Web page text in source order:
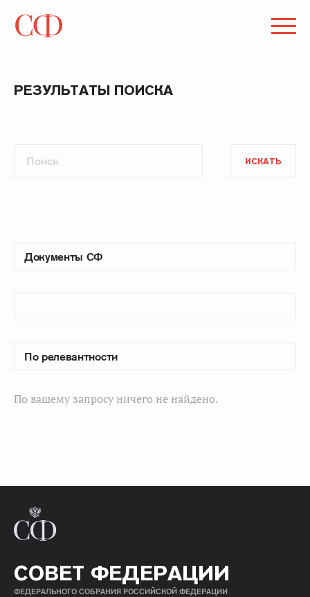
РЕЗУЛЬТАТЫ ПОИСКА
ИСКАТЬ
По вашему запросу ничего не найдено.
СОВЕТ ФЕДЕРАЦИИ
ФЕДЕРАЛЬНОГО СОБРАНИЯ РОССИЙСКОЙ ФЕДЕРАЦИИ